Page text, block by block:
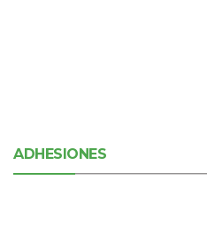
ADHESIONES